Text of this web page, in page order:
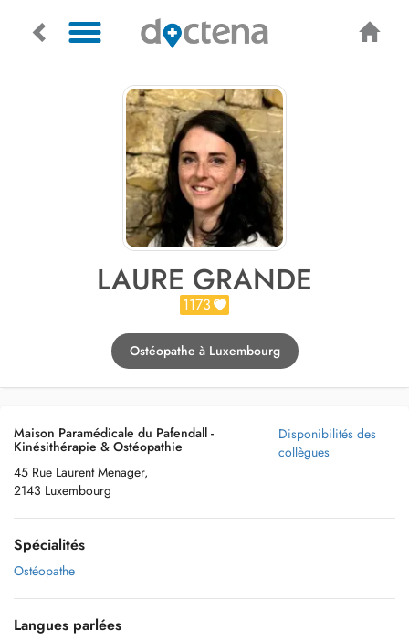
LAURE GRANDE
1173
Ostéopathe à Luxembourg
Maison Paramédicale du Pafendall -
Kinésithérapie & Ostéopathie
45 Rue Laurent Menager,
2143 Luxembourg
Disponibilités des
collègues
Spécialités
Ostéopathe
Langues parlées